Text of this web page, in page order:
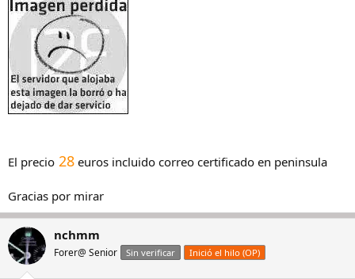
El precio 28 euros incluido correo certificado en peninsula
Gracias por mirar
nchmm
Forer@ Senior Sin verificar Inició el hilo (OP)